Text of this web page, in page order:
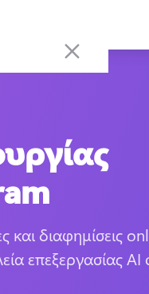
και διαφημίσεις
επεξεργασίας AI